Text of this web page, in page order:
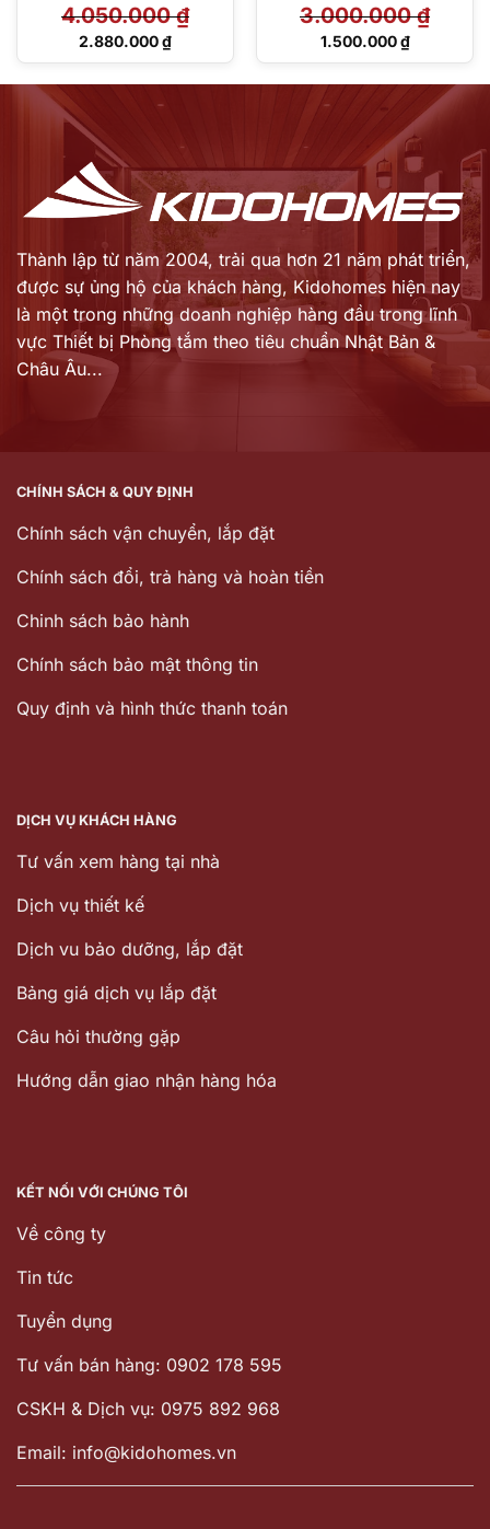
4.050.000₫
Giá
2.880.000₫
Giá
3.000.000₫
Giá
3.000.000 ₫.
1.500.000₫
Giá
1.500.000 ₫.
Thành lập từ năm 2004, trải qua hơn 21 năm phát triển,
được sự ủng hộ của khách hàng, Kidohomes hiện nay
là một trong những doanh nghiệp hàng đầu trong lĩnh
vực Thiết bị Phòng tắm theo tiêu chuẩn Nhật Bản &
Châu Âu...
CHÍNH SÁCH & QUY ĐỊNH
Chính sách vận chuyển, lắp đặt
Chính sách đổi, trả hàng và hoàn tiền
Chinh sách bảo hành
Chính sách bảo mật thông tin
Quy định và hình thức thanh toán
DỊCH VỤ KHÁCH HÀNG
Tư vấn xem hàng tại nhà
Dịch vụ thiết kế
Dịch vu bảo dưỡng, lắp đặt
Bảng giá dịch vụ lắp đặt
Câu hỏi thường gặp
Hướng dẫn giao nhận hàng hóa
KẾT NỐI VỚI CHÚNG TÔI
Về công ty
Tin tức
Tuyển dụng
Tư vấn bán hàng: 0902 178 595
CSKH & Dịch vụ: 0975 892 968
Email: info@kidohomes.vn